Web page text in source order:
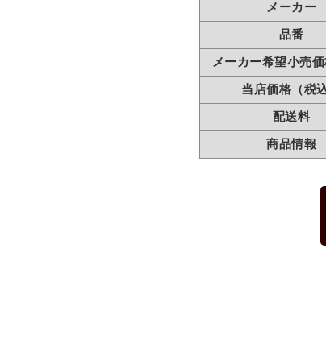
メーカー
品番
メーカー希望小売
当店価格（税込
配送料
商品情報